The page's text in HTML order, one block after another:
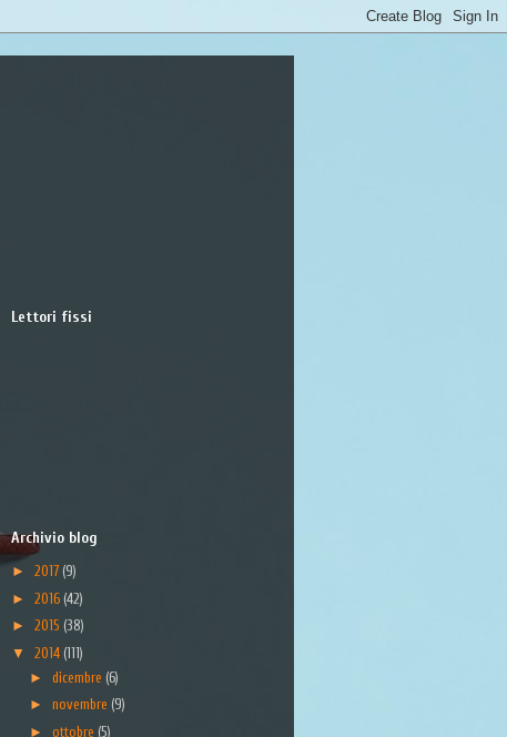
Lettori fissi
Archivio blog
► 2017 (9)
► 2016 (42)
► 2015 (38)
▼ 2014 (111)
► dicembre (6)
► novembre (9)
► ottobre (5)